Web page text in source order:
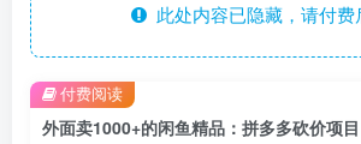
此处内容已隐藏，请付费
付费阅读